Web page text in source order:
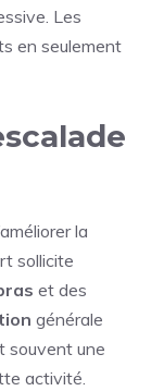
Les
en seulement
la
sollicite
et des
générale
souvent une
activité.